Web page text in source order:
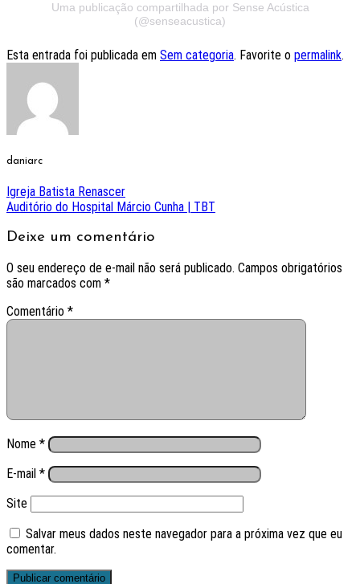
Uma publicação compartilhada por Sense Acústica
(@senseacustica)
Esta entrada foi publicada em Sem categoria. Favorite o permalink.
daniarc
Igreja Batista Renascer
Auditório do Hospital Márcio Cunha | TBT
Deixe um comentário
O seu endereço de e-mail não será publicado. Campos obrigatórios
são marcados com *
Comentário *
Nome *
E-mail *
Site
Salvar meus dados neste navegador para a próxima vez que eu
comentar.